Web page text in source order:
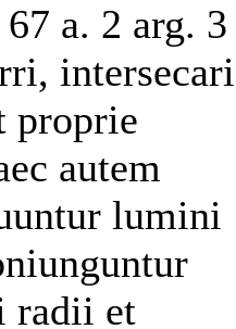
a. 2 arg. 3
proprie
autem
lumini
radii et